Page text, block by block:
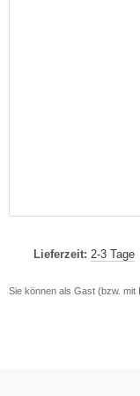
Lieferzeit: 2-3 Tage
Sie können als Gast (bzw. mit